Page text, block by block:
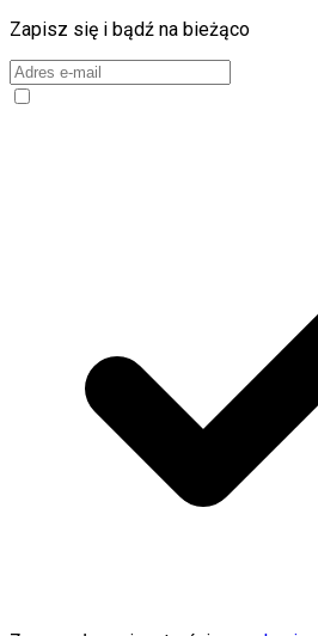
Zapisz się i bądź na bieżąco